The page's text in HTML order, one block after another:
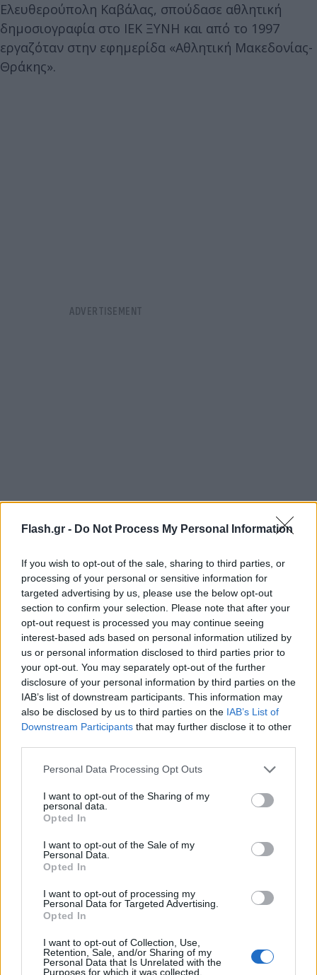
Flash.gr - Do Not Process My Personal Information
If you wish to opt-out of the sale, sharing to third parties, or
processing of your personal or sensitive information for
targeted advertising by us, please use the below opt-out
section to confirm your selection. Please note that after your
opt-out request is processed you may continue seeing
interest-based ads based on personal information utilized by
us or personal information disclosed to third parties prior to
your opt-out. You may separately opt-out of the further
disclosure of your personal information by third parties on the
IAB’s list of downstream participants. This information may
also be disclosed by us to third parties on the IAB’s List of
Downstream Participants that may further disclose it to other
Please note that this website/app uses one or more Google
not limited to your visit or usage behaviour. You may click to
grant or deny consent to Google and its third-party tags to
use your data for below specified purposes in below Google
consent section.
Personal Data Processing Opt Outs
I want to opt-out of the Sharing of my
personal data.
Opted In
I want to opt-out of the Sale of my
Personal Data.
Opted In
I want to opt-out of processing my
Personal Data for Targeted Advertising.
Opted In
I want to opt-out of Collection, Use,
Retention, Sale, and/or Sharing of my
Personal Data that Is Unrelated with the
Purposes for which it was collected.
Ελευθερούπολη Καβάλας, σπούδασε αθλητική
δημοσιογραφία στο ΙΕΚ ΞΥΝΗ και από το 1997
εργαζόταν στην εφημερίδα «Αθλητική Μακεδονίας-
Θράκης».
Εργάστηκε επίσης σε εφημερίδες της Καβάλας
όπως η «Εβδόμη», το «Χρονόμετρο», καθώς και στο
Γραφείο Τύπου του Δήμου Παγγαίου. Διατηρούσε
το αθλητικό site Kavalasports από το 2013.